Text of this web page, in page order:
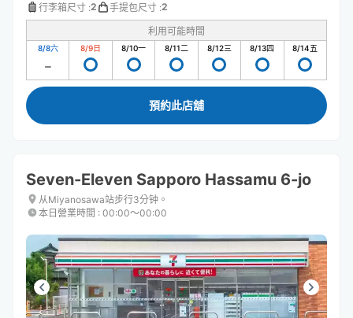
行李箱尺寸 :2 手提包尺寸 :2
利用可能時間
8/8六 8/9日 8/10一 8/11二 8/12三 8/13四 8/14五
預約此店舖
Seven-Eleven Sapporo Hassamu 6-jo
从Miyanosawa站步行3分钟。
本日營業時間 : 00:00〜00:00